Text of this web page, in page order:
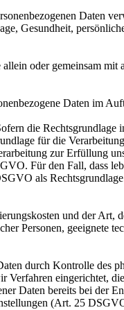
Daten
Gesundheit,
oder gemeinsam
Daten im
die
für die
zur Erfüllung
Für den Fall, dass
als
und der Art,
Personen, geeignete
durch Kontrolle des
eingerichtet,
Daten bereits bei
(Art. 25